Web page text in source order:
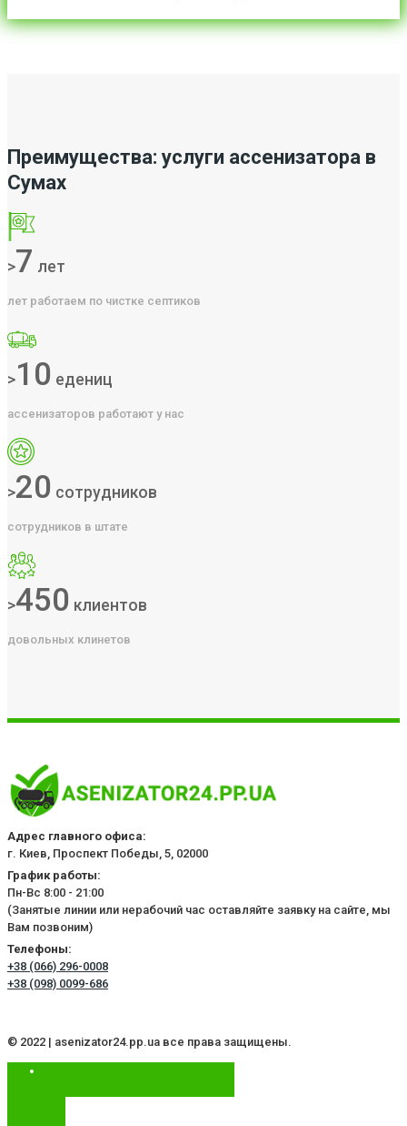
Преимущества: услуги ассенизатора в
Сумах
>7 лет
лет работаем по чистке септиков
>10 едениц
ассенизаторов работают у нас
>20 сотрудников
сотрудников в штате
>450 клиентов
довольных клинетов
Адрес главного офиса:
г. Киев, Проспект Победы, 5, 02000
График работы:
Пн-Вс 8:00 - 21:00
(Занятые линии или нерабочий час оставляйте заявку на сайте, мы
Вам позвоним)
Телефоны:
+38 (066) 296-0008
+38 (098) 0099-686
© 2022 | asenizator24.pp.ua все права защищены.